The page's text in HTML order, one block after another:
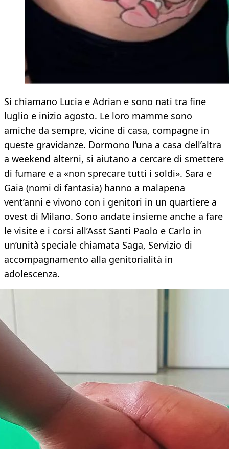
Si chiamano Lucia e Adrian e sono nati tra fine
luglio e inizio agosto. Le loro mamme sono
amiche da sempre, vicine di casa, compagne in
queste gravidanze. Dormono l’una a casa dell’altra
a weekend alterni, si aiutano a cercare di smettere
di fumare e a «non sprecare tutti i soldi». Sara e
Gaia (nomi di fantasia) hanno a malapena
vent’anni e vivono con i genitori in un quartiere a
ovest di Milano. Sono andate insieme anche a fare
le visite e i corsi all’Asst Santi Paolo e Carlo in
un’unità speciale chiamata Saga, Servizio di
accompagnamento alla genitorialità in
adolescenza.